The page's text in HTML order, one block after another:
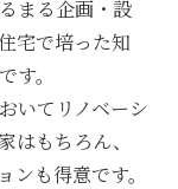
まる企画・設
宅で培った知
。
いてリノベーシ
はもちろん、
も得意です。